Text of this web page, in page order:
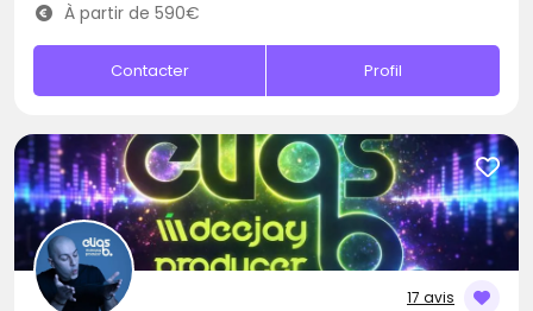
À partir de 590€
Contacter Profil
17 avis